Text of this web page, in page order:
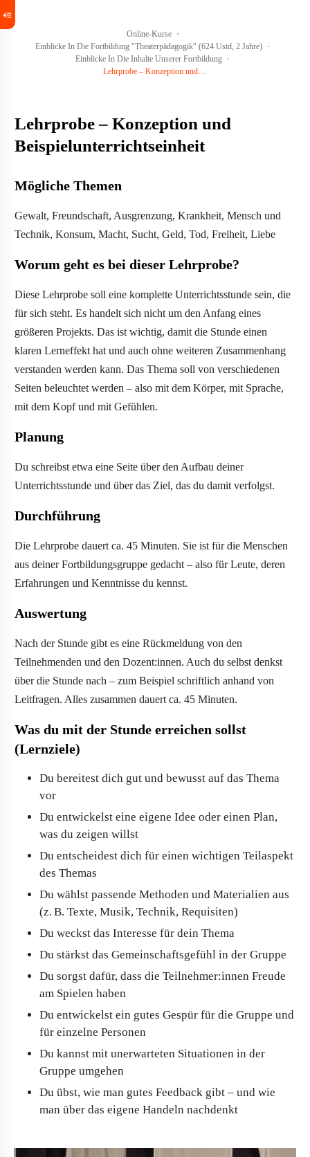
Online-Kurse
Einblicke In Die Fortbildung "Theaterpädagogik" (624 Ustd, 2 Jahre)
Einblicke In Die Inhalte Unserer Fortbildung
Lehrprobe – Konzeption und Beispielunterrichtseinheit
Lehrprobe – Konzeption und
Beispielunterrichtseinheit
Mögliche Themen
Gewalt, Freundschaft, Ausgrenzung, Krankheit, Mensch und
Technik, Konsum, Macht, Sucht, Geld, Tod, Freiheit, Liebe
Worum geht es bei dieser Lehrprobe?
Diese Lehrprobe soll eine komplette Unterrichtsstunde sein, die
für sich steht. Es handelt sich nicht um den Anfang eines
größeren Projekts. Das ist wichtig, damit die Stunde einen
klaren Lerneffekt hat und auch ohne weiteren Zusammenhang
verstanden werden kann. Das Thema soll von verschiedenen
Seiten beleuchtet werden – also mit dem Körper, mit Sprache,
mit dem Kopf und mit Gefühlen.
Planung
Du schreibst etwa eine Seite über den Aufbau deiner
Unterrichtsstunde und über das Ziel, das du damit verfolgst.
Durchführung
Die Lehrprobe dauert ca. 45 Minuten. Sie ist für die Menschen
aus deiner Fortbildungsgruppe gedacht – also für Leute, deren
Erfahrungen und Kenntnisse du kennst.
Auswertung
Nach der Stunde gibt es eine Rückmeldung von den
Teilnehmenden und den Dozent:innen. Auch du selbst denkst
über die Stunde nach – zum Beispiel schriftlich anhand von
Leitfragen. Alles zusammen dauert ca. 45 Minuten.
Was du mit der Stunde erreichen sollst
(Lernziele)
Du bereitest dich gut und bewusst auf das Thema
vor
Du entwickelst eine eigene Idee oder einen Plan,
was du zeigen willst
Du entscheidest dich für einen wichtigen Teilaspekt
des Themas
Du wählst passende Methoden und Materialien aus
(z. B. Texte, Musik, Technik, Requisiten)
Du weckst das Interesse für dein Thema
Du stärkst das Gemeinschaftsgefühl in der Gruppe
Du sorgst dafür, dass die Teilnehmer:innen Freude
am Spielen haben
Du entwickelst ein gutes Gespür für die Gruppe und
für einzelne Personen
Du kannst mit unerwarteten Situationen in der
Gruppe umgehen
Du übst, wie man gutes Feedback gibt – und wie
man über das eigene Handeln nachdenkt